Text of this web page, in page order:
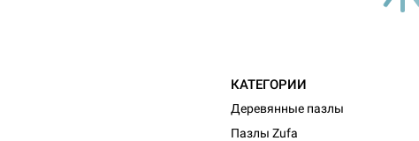
КАТЕГОРИИ
Деревянные пазлы
Пазлы Zufa